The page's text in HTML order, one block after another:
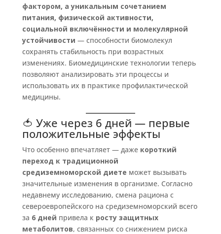
фактором, а уникальным сочетанием
питания, физической активности,
социальной включённости и молекулярной
устойчивости — способности биомолекул
сохранять стабильность при возрастных
изменениях. Биомедицинские технологии теперь
позволяют анализировать эти процессы и
использовать их в практике профилактической
медицины.
🍅 Уже через 6 дней — первые
положительные эффекты
Что особенно впечатляет — даже короткий
переход к традиционной
средиземноморской диете может вызывать
значительные изменения в организме. Согласно
недавнему исследованию, смена рациона с
североевропейского на средиземноморский всего
за 6 дней привела к росту защитных
метаболитов, связанных со снижением риска